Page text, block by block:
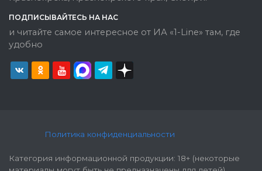
ПОДПИСЫВАЙТЕСЬ НА НАС
и читайте самое интересное от ИА «1-Line» там, где
удобно
Политика конфиденциальности
Категория информационной продукции: 18+ (некоторые